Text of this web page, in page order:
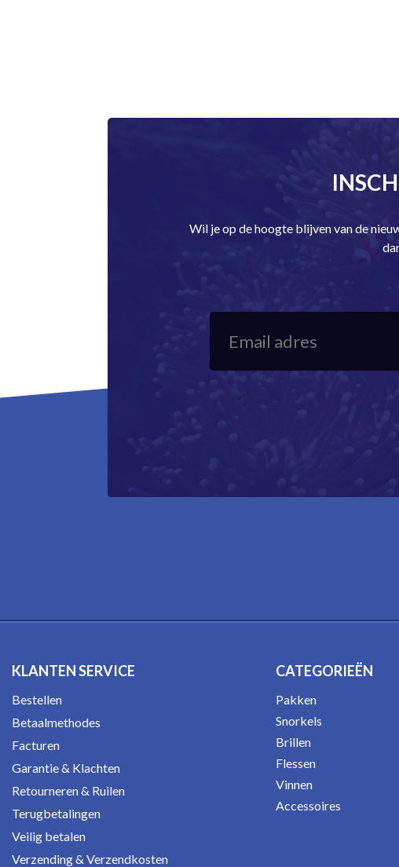
Wil je op de hoogte blijven van de
KLANTEN SERVICE
Bestellen
Betaalmethodes
Facturen
Garantie & Klachten
Retourneren & Ruilen
Terugbetalingen
Veilig betalen
Verzending & Verzendkosten
CATEGORIEËN
Pakken
Snorkels
Brillen
Flessen
Vinnen
Accessoires